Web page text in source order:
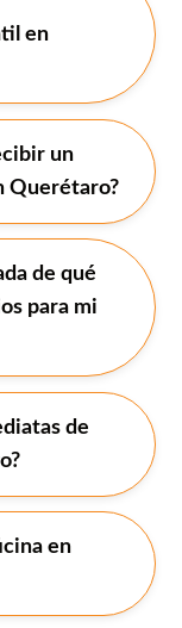
en
un
Querétaro?
de qué
para mi
de
en